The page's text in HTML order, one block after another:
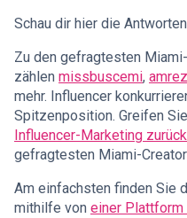
Schau dir hier die Antworten
Zu den gefragtesten
zählen missbuscemi,
mehr. Influencer
Spitzenposition. Greifen
Influencer-Marketing zurück
gefragtesten Miami-
Am einfachsten finden Sie
mithilfe von einer